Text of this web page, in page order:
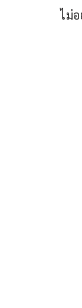
ไม่